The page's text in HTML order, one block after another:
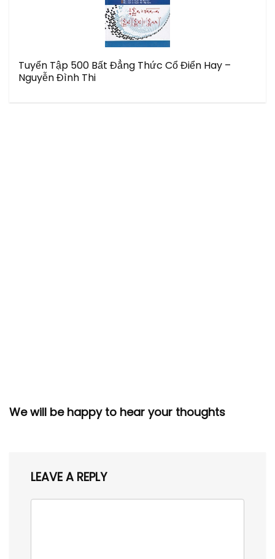
Tuyển Tập 500 Bất Đẳng Thức Cổ Điển Hay –
Nguyễn Đình Thi
We will be happy to hear your thoughts
LEAVE A REPLY